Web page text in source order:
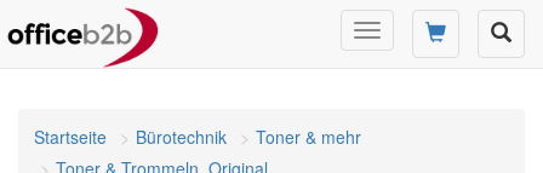
Navigation
umschalten
Startseite Bürotechnik
Toner & mehr
Toner & Trommeln, Original